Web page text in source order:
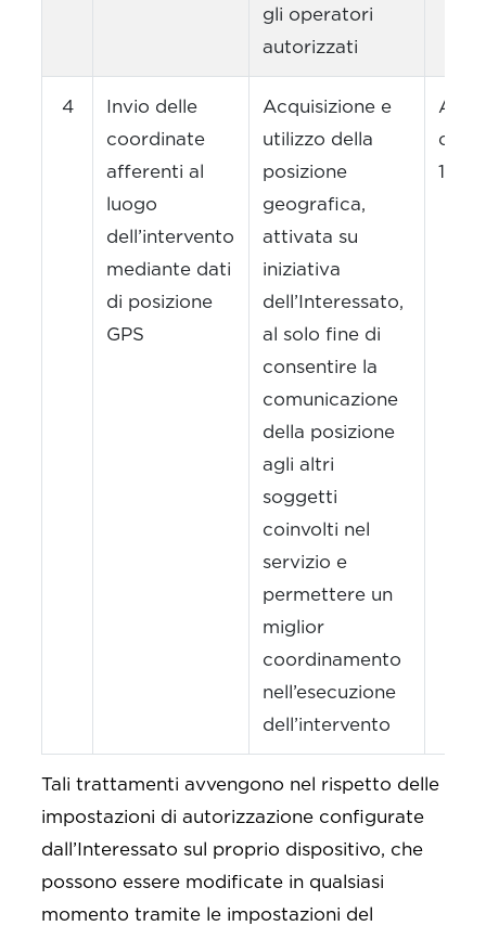
gli operatori
autorizzati
4
Invio delle
coordinate
afferenti al
luogo
dell’intervento
mediante dati
di posizione
GPS
Acquisizione e
utilizzo della
posizione
geografica,
attivata su
iniziativa
dell’Interessato,
al solo fine di
consentire la
comunicazione
della posizione
agli altri
soggetti
coinvolti nel
servizio e
permettere un
miglior
coordinamento
nell’esecuzione
dell’intervento
Art.
1,
Tali trattamenti avvengono nel rispetto delle
impostazioni di autorizzazione configurate
dall’Interessato sul proprio dispositivo, che
possono essere modificate in qualsiasi
momento tramite le impostazioni del